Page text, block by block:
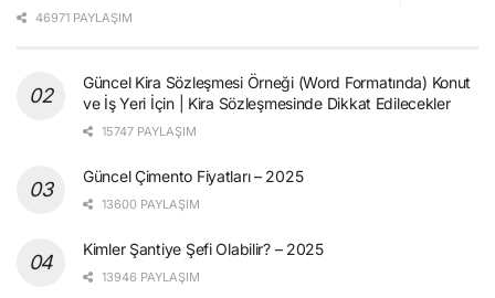
46971 PAYLAŞIM
Güncel Kira Sözleşmesi Örneği (Word Formatında) Konut
ve İş Yeri İçin | Kira Sözleşmesinde Dikkat Edilecekler
15747 PAYLAŞIM
Güncel Çimento Fiyatları – 2025
13600 PAYLAŞIM
Kimler Şantiye Şefi Olabilir? – 2025
13946 PAYLAŞIM